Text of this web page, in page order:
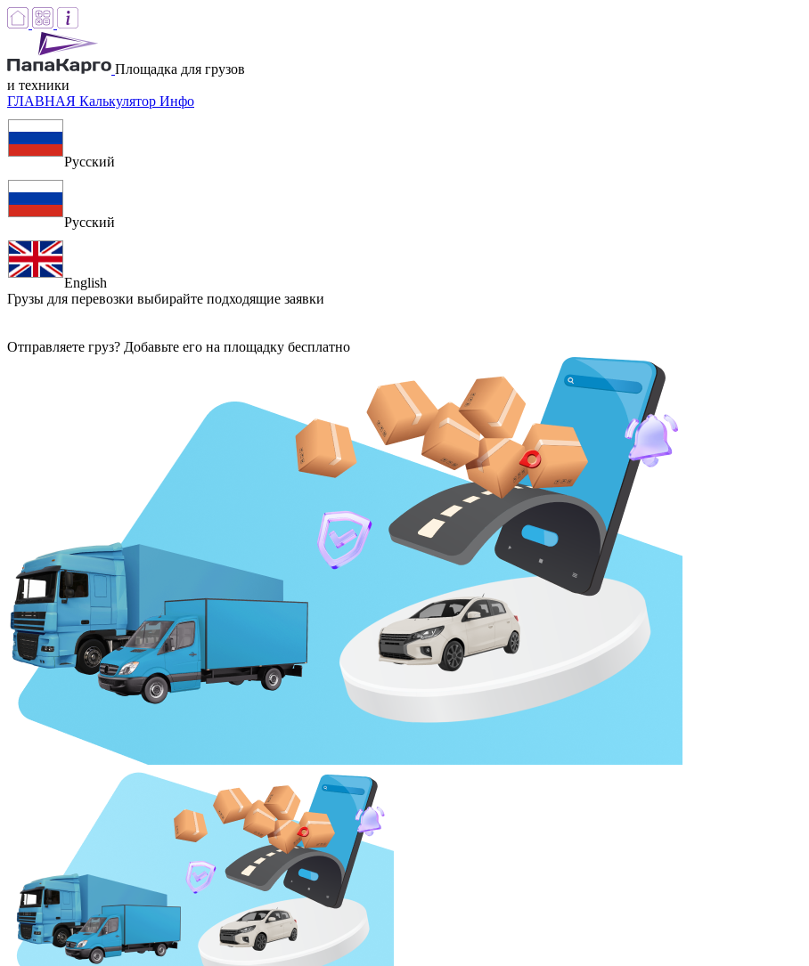
Площадка для грузов
и техники
ГЛАВНАЯ Калькулятор Инфо
Русский
Русский
English
Грузы для перевозки выбирайте подходящие заявки
Отправляете груз? Добавьте его на площадку бесплатно